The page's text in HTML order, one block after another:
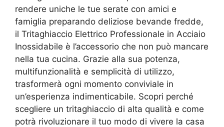
rendere uniche le tue serate con amici e
famiglia preparando deliziose bevande fredde,
il Tritaghiaccio Elettrico Professionale in Acciaio
Inossidabile è l’accessorio che non può mancare
nella tua cucina. Grazie alla sua potenza,
multifunzionalità e semplicità di utilizzo,
trasformerà ogni momento conviviale in
un’esperienza indimenticabile. Scopri perché
scegliere un tritaghiaccio di alta qualità e come
potrà rivoluzionare il tuo modo di vivere la casa